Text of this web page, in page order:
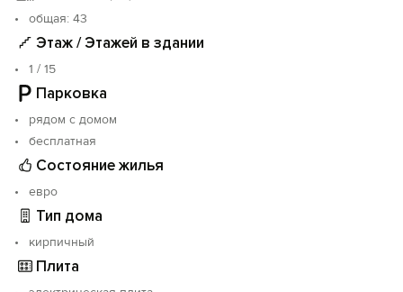
oбщая: 43
Этаж / Этажей в здании
1 / 15
Парковка
рядом с домом
бесплатная
Состояние жилья
евро
Тип дома
кирпичный
Плита